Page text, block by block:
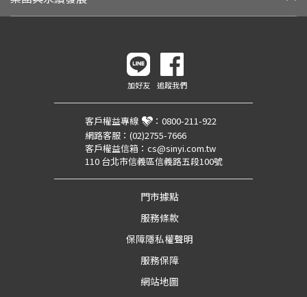
加好友 追蹤我們
客戶權益專線 ： 0800-211-922
網路客服： (02)2755-7666
客戶權益信箱： cs@sinyi.com.tw
110 台北市信義區信義路五段100號
門市據點
服務條款
保障隱私權聲明
服務保障
網站地圖